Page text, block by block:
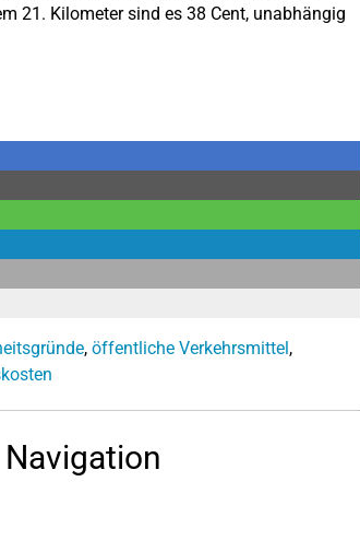
21. Kilometer sind es 38 Cent, unabhängig
, öffentliche Verkehrsmittel,